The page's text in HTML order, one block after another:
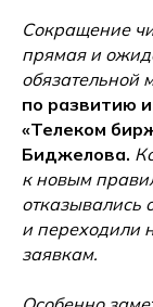
Сокращение
прямая и
обязательной
по развитию и
«Телеком
Биджелова.
к новым
отказывались
и переходили
заявкам.